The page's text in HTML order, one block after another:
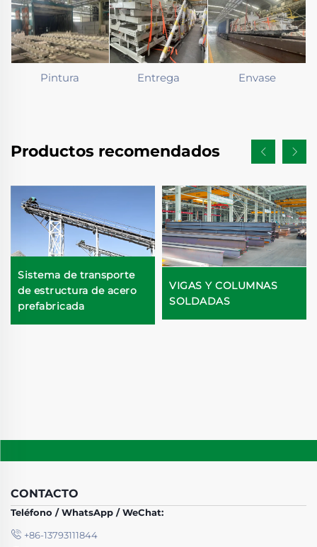
Pintura Entrega Envase
Productos recomendados
Sistema de transporte
de estructura de acero
prefabricada
VIGAS Y COLUMNAS
SOLDADAS
CONTACTO
Teléfono / WhatsApp / WeChat:
+86-13793111844